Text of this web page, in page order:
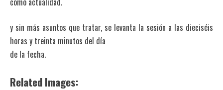
y sin más asuntos que tratar, se levanta la sesión a las dieciséis
horas y treinta minutos del día
de la fecha.
Related Images: